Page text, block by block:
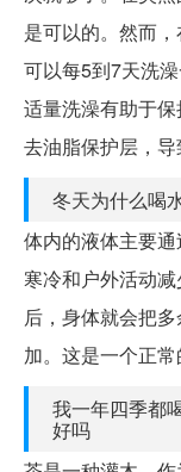
是可以的。然而
可以每5到7天洗
适量洗澡有助于
去油脂保护层，导
冬天为什么喝
体内的液体主要
寒冷和户外活动
后，身体就会把
加。这是一个正常
我一年四季都
好吗